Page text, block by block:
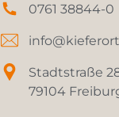
0761 38844-0
Stadtstraße
79104